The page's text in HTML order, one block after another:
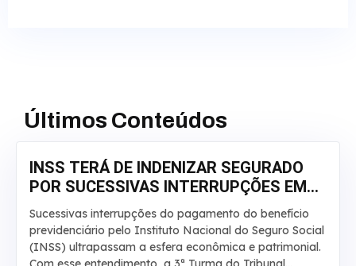
Últimos Conteúdos
INSS TERÁ DE INDENIZAR SEGURADO
POR SUCESSIVAS INTERRUPÇÕES EM
APOSENTADORIA
Sucessivas interrupções do pagamento do benefício
previdenciário pelo Instituto Nacional do Seguro Social
(INSS) ultrapassam a esfera econômica e patrimonial.